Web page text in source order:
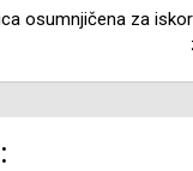
osumnjičena za